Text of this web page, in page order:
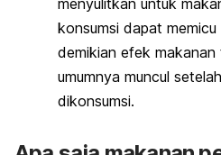
menyulitkan untuk
konsumsi dapat memicu
demikian efek
umumnya muncul
dikonsumsi.